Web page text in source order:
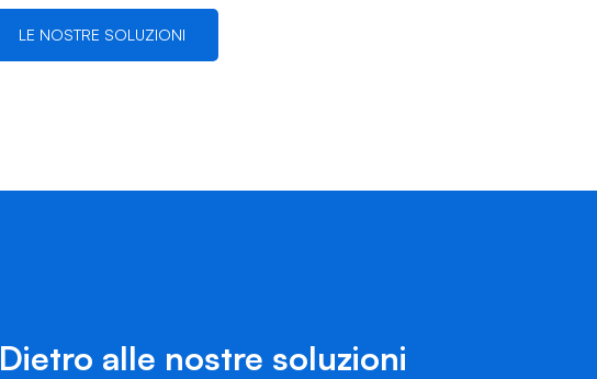
LE NOSTRE SOLUZIONI
Dietro alle nostre soluzioni